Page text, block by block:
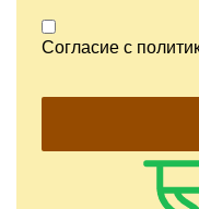
Согласие с